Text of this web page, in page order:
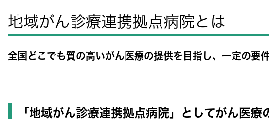
地域がん診療連携拠点病院とは
全国どこでも質の高いがん医療の提供を目指し、一定の要
「地域がん診療連携拠点病院」としてがん医療